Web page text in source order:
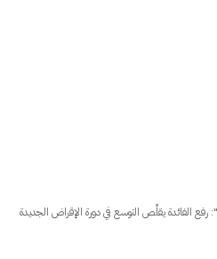
رفع الفائدة يقلِّص التوسع في دورة الإقراض الجديدة